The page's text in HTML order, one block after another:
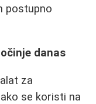
postupno
danas
za
se koristi na